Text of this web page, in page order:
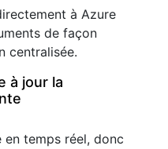
à Azure
de façon
centralisée.
à jour la
en temps réel, donc